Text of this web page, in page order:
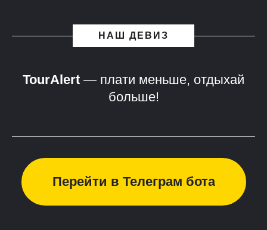
НАШ ДЕВИЗ
TourAlert — плати меньше, отдыхай
больше!
Перейти в Телеграм бота